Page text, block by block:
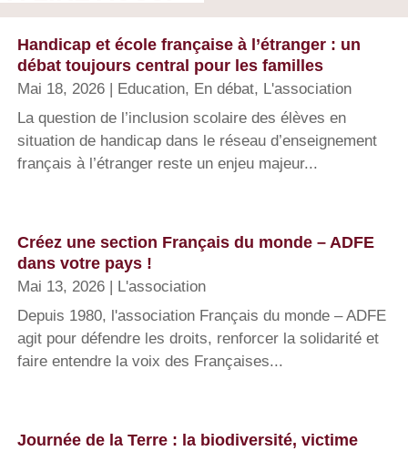
Handicap et école française à l’étranger : un
débat toujours central pour les familles
Mai 18, 2026 Education, En débat, L'association
La question de l’inclusion scolaire des élèves en
situation de handicap dans le réseau d’enseignement
français à l’étranger reste un enjeu majeur...
Créez une section Français du monde – ADFE
dans votre pays !
Mai 13, 2026
L'association
Depuis 1980, l'association Français du monde – ADFE
agit pour défendre les droits, renforcer la solidarité et
faire entendre la voix des Françaises...
Journée de la Terre : la biodiversité, victime